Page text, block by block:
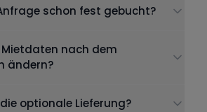
schon fest gebucht?
nach dem
ändern?
optionale Lieferung?